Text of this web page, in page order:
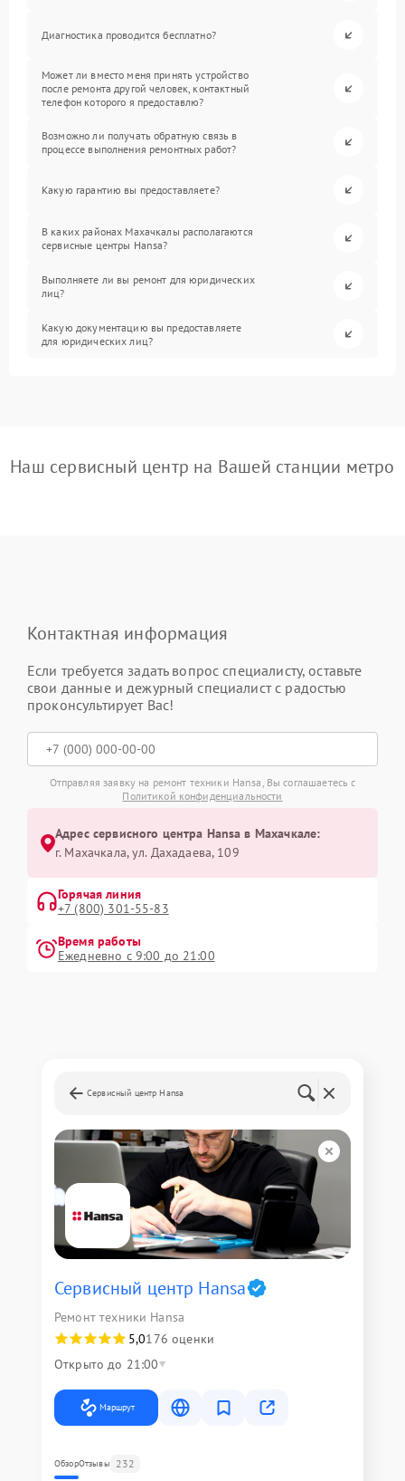
Диагностика проводится бесплатно?
Может ли вместо меня принять устройство
после ремонта другой человек, контактный
телефон которого я предоставлю?
Возможно ли получать обратную связь в
процессе выполнения ремонтных работ?
Какую гарантию вы предоставляете?
В каких районах Махачкалы располагаются
сервисные центры Hansa?
Выполняете ли вы ремонт для юридических
лиц?
Какую документацию вы предоставляете
для юридических лиц?
Наш сервисный центр на Вашей станции метро
Контактная информация
Если требуется задать вопрос специалисту, оставьте
свои данные и дежурный специалист с радостью
проконсультирует Вас!
Отправляя заявку на ремонт техники Hansa, Вы соглашаетесь с
Политикой конфиденциальности
Адрес сервисного центра Hansa в Махачкале:
г. Махачкала, ул. Дахадаева, 109
Горячая линия
+7 (800) 301-55-83
Время работы
Ежедневно с 9:00 до 21:00
Сервисный центр Hansa
Сервисный центр Hansa
Ремонт техники Hansa
5,0176 оценки
Открыто до 21:00
Маршрут
ОбзорОтзывы 232